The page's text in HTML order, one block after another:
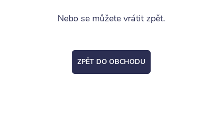
Nebo se můžete vrátit zpět.
ZPĚT DO OBCHODU